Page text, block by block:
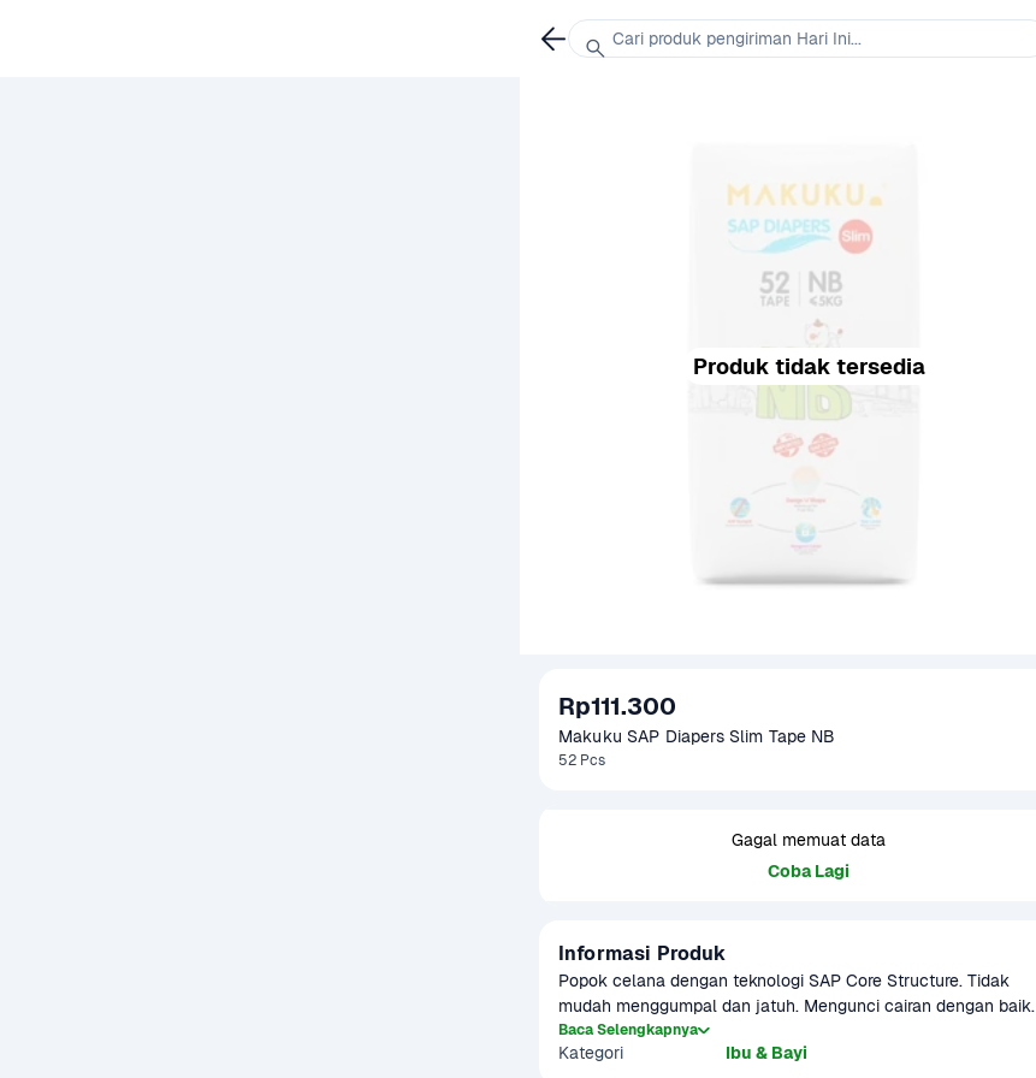
Produk tidak tersedia
Rp111.300
Makuku SAP Diapers Slim Tape NB
52 Pcs
Gagal memuat data
Coba Lagi
Informasi Produk
Popok celana dengan teknologi SAP Core Structure. Tidak
mudah menggumpal dan jatuh. Mengunci cairan dengan baik.
Tidak berat, lembut di kulit, dan nyaman digunakan. Dilengkapi
dengan indikator basah.
Baca Selengkapnya
Kategori Ibu & Bayi
Cari produk pengiriman Hari Ini...